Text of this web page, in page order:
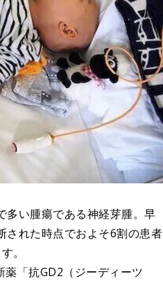
多い腫瘍である神経芽腫。早
された時点でおよそ6割の患者
。
「抗GD2（ジーディーツ